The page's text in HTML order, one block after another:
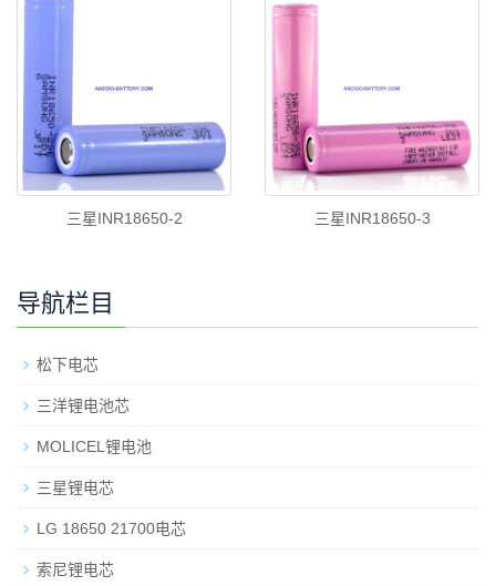
三星INR18650-2 三星INR18650-3
导航栏目
松下电芯
三洋锂电池芯
MOLICEL锂电池
三星锂电芯
LG 18650 21700电芯
索尼锂电芯